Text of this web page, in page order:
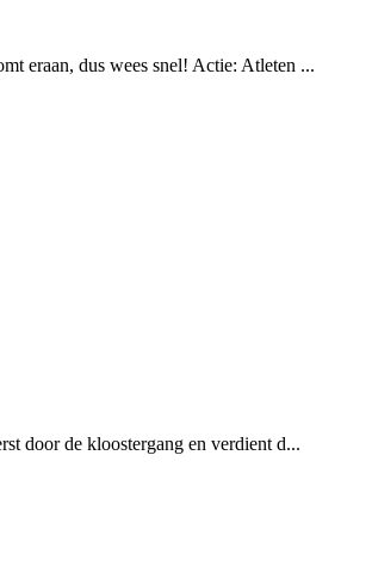
eraan, dus wees snel! Actie: Atleten ...
door de kloostergang en verdient d...